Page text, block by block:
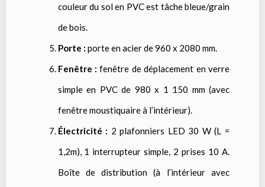
couleur du sol en PVC est tâche bleue/grain
de bois.
Porte : porte en acier de 960 x 2080 mm.
Fenêtre : fenêtre de déplacement en verre
simple en PVC de 980 x 1 150 mm (avec
fenêtre moustiquaire à l’intérieur).
Électricité : 2 plafonniers LED 30 W (L =
1,2m), 1 interrupteur simple, 2 prises 10 A.
Boîte de distribution (à l’intérieur avec